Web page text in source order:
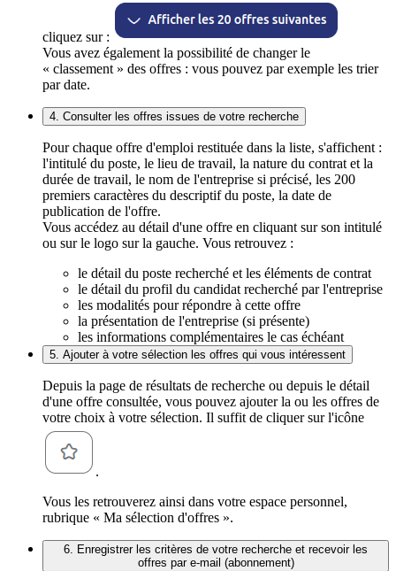
cliquez sur :
Vous avez également la possibilité de changer le
« classement » des offres : vous pouvez par exemple les trier
par date.
4. Consulter les offres issues de votre recherche
Pour chaque offre d'emploi restituée dans la liste, s'affichent :
l'intitulé du poste, le lieu de travail, la nature du contrat et la
durée de travail, le nom de l'entreprise si précisé, les 200
premiers caractères du descriptif du poste, la date de
publication de l'offre.
Vous accédez au détail d'une offre en cliquant sur son intitulé
ou sur le logo sur la gauche. Vous retrouvez :
le détail du poste recherché et les éléments de contrat
le détail du profil du candidat recherché par l'entreprise
les modalités pour répondre à cette offre
la présentation de l'entreprise (si présente)
les informations complémentaires le cas échéant
5. Ajouter à votre sélection les offres qui vous intéressent
Depuis la page de résultats de recherche ou depuis le détail
d'une offre consultée, vous pouvez ajouter la ou les offres de
votre choix à votre sélection. Il suffit de cliquer sur l'icône
.
Vous les retrouverez ainsi dans votre espace personnel,
rubrique « Ma sélection d'offres ».
6. Enregistrer les critères de votre recherche et recevoir les
offres par e-mail (abonnement)